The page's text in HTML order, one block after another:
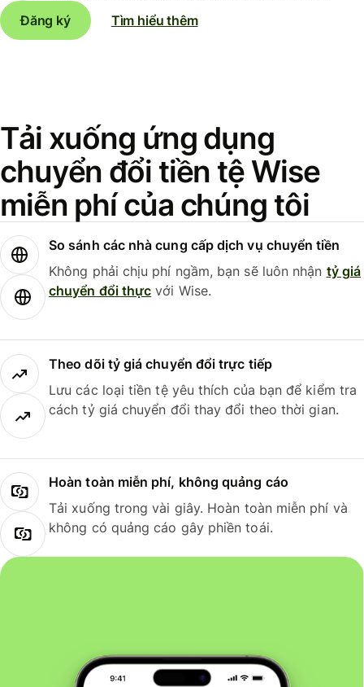
Đăng ký
Tìm hiểu thêm
Tải xuống ứng dụng
chuyển đổi tiền tệ Wise
miễn phí của chúng tôi
So sánh các nhà cung cấp dịch vụ chuyển tiền
Không phải chịu phí ngầm, bạn sẽ luôn nhận tỷ giá
chuyển đổi thực với Wise.
Theo dõi tỷ giá chuyển đổi trực tiếp
Lưu các loại tiền tệ yêu thích của bạn để kiểm tra
cách tỷ giá chuyển đổi thay đổi theo thời gian.
Hoàn toàn miễn phí, không quảng cáo
Tải xuống trong vài giây. Hoàn toàn miễn phí và
không có quảng cáo gây phiền toái.